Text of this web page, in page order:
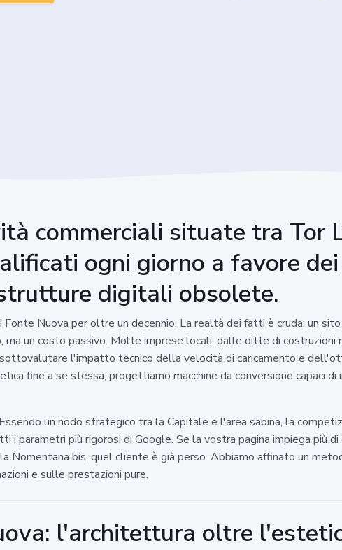
commerciali situate tra Tor
ogni giorno a favore
digitali obsolete.
Nuova per oltre un decennio. La realtà dei fatti è cruda: un
un costo passivo. Molte imprese locali, dalle ditte di costruzioni
l'impatto tecnico della velocità di caricamento e
fine a se stessa; progettiamo macchine da conversione capaci
un nodo strategico tra la Capitale e l'area sabina, la
parametri più rigorosi di Google. Se la vostra pagina impiega più di
Nomentana bis, quel cliente è già perso. Abbiamo affinato un
e sulle prestazioni pure.
l'architettura oltre